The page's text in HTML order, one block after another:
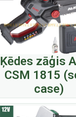
Ķēdes zāģis
CSM 1815
case)